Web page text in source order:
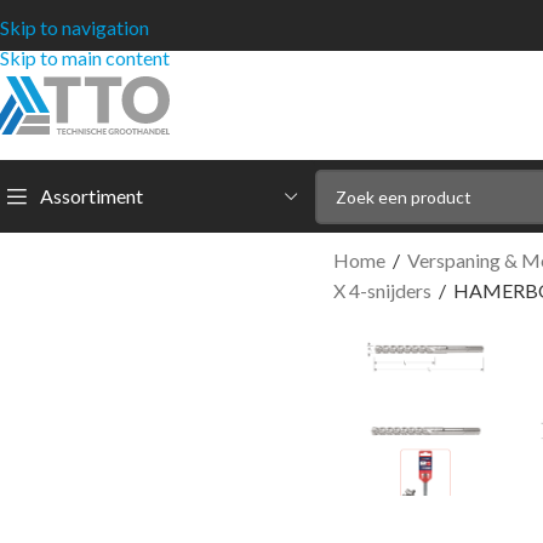
Skip to navigation
Skip to main content
Assortiment
Home / Verspaning &
X 4-snijders /